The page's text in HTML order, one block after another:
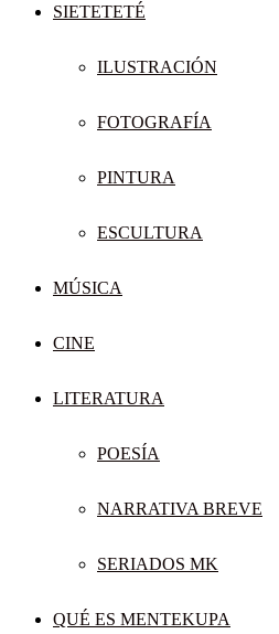
SIETETETÉ
ILUSTRACIÓN
FOTOGRAFÍA
PINTURA
ESCULTURA
MÚSICA
CINE
LITERATURA
POESÍA
NARRATIVA BREVE
SERIADOS MK
QUÉ ES MENTEKUPA